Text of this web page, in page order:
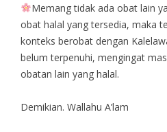
Memang tidak ada obat lain
obat halal yang tersedia, maka
konteks berobat dengan
belum terpenuhi, mengingat
obatan lain yang halal.
Demikian. Wallahu A’lam